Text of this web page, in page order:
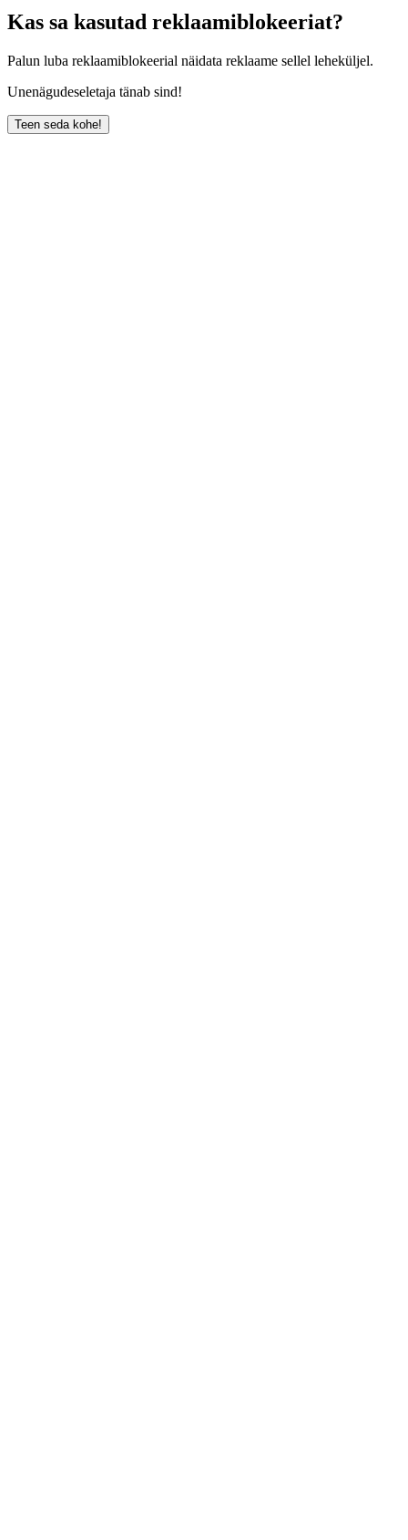
Kas sa kasutad reklaamiblokeeriat?
Palun luba reklaamiblokeerial näidata reklaame sellel leheküljel.
Unenägudeseletaja tänab sind!
Teen seda kohe!